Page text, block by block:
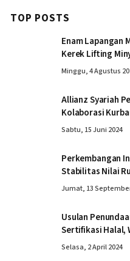
TOP POSTS
Enam Lapangan
Kerek Lifting
Minggu, 4 Agustus
Allianz Syariah
Kolaborasi
Negeri bersama
Sabtu, 15 Juni 2024
Perkembangan
Stabilitas Nilai
September 2024)
Jumat, 13
Usulan
Sertifikasi Halal, Wapres KH
Ma’ruf Amin:
Selasa, 2 April 2024